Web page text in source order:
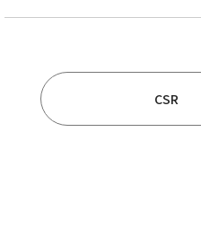
CSR